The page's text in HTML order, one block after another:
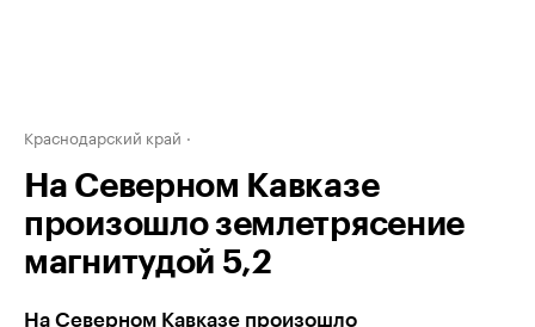
Краснодарский край
На Северном Кавказе
произошло землетрясение
магнитудой 5,2
На Северном Кавказе произошло